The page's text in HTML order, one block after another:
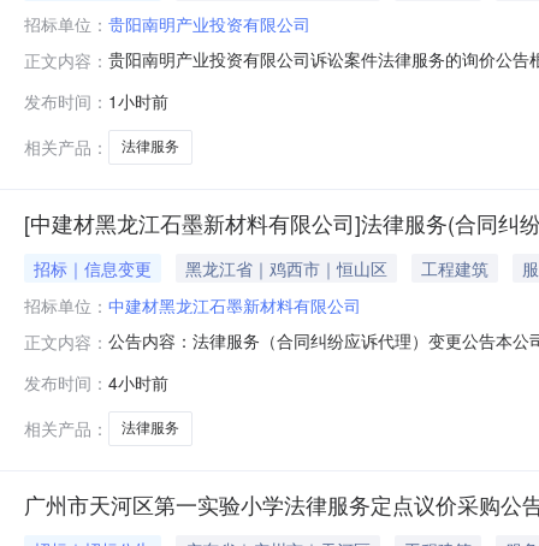
招标单位： 贵阳南明产业投资有限公司
正文内容： 贵阳南明产业投资有限公司诉讼案件法律服务的询价公
研究诉讼方案、策略，并对案件进行法律分析。2、代理
通，拟写诉讼材料、代理词、搜集证据材料、参与
发布时间： 1小时前
相关产品：
法律服务
[中建材黑龙江石墨新材料有限公司]法律服务(合同纠
招标｜信息变更 黑龙江省｜鸡西市｜恒山区 工程建筑
招标单位： 中建材黑龙江石墨新材料有限公司
正文内容： 公告内容：法律服务（合同纠纷应诉代理）变更公告本
发布时间： 4小时前
相关产品：
法律服务
广州市天河区第一实验小学法律服务定点议价采购公